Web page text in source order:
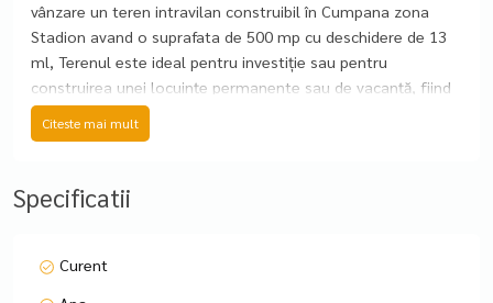
vânzare un teren intravilan construibil în Cumpana zona
Stadion avand o suprafata de 500 mp cu deschidere de 13
ml, Terenul este ideal pentru investiție sau pentru
construirea unei locuințe permanente sau de vacanță, fiind
situat într-o zonă de case/vile în continuă
dezvoltare.cadastru si intabulare pret 48000 euro *pentru o
Vizionarile se fac in baza unui Contract de vizionare
Citeste mai mult
Specificatii
Curent